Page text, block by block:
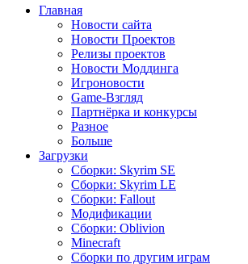
Главная
Новости сайта
Новости Проектов
Релизы проектов
Новости Моддинга
Игроновости
Game-Взгляд
Партнёрка и конкурсы
Разное
Больше
Загрузки
Сборки: Skyrim SE
Сборки: Skyrim LE
Сборки: Fallout
Модификации
Сборки: Oblivion
Minecraft
Сборки по другим играм